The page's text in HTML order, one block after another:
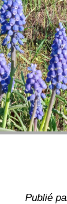
Publié